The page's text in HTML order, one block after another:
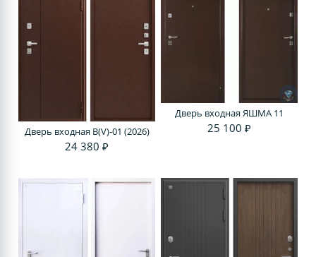
Дверь входная В(V)-01 (2026)
24 380 ₽
Дверь входная ЯШМА 11
25 100 ₽